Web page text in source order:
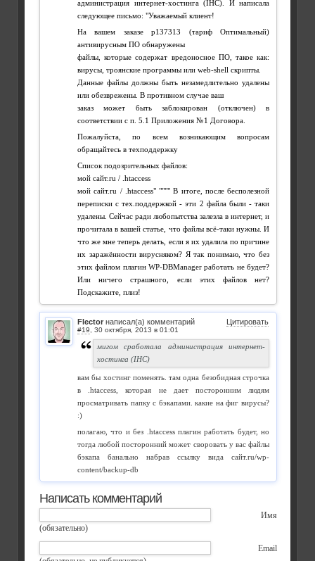
администрация интернет-хостинга (IHC). И написала
следующее письмо: "Уважаемый клиент!
На вашем заказе p137313 (тариф Оптимальный)
антивирусным ПО обнаружены
файлы, которые содержат вредоносное ПО, такое как:
вирусы, троянские программы или web-shell скрипты.
Данные файлы должны быть незамедлительно удалены
или обезврежены. В противном случае ваш
заказ может быть заблокирован (отключен) в
соответствии с п. 5.1 Приложения №1 Договора.
Пожалуйста, по всем возникающим вопросам
обращайтесь в техподдержку
Список подозрительных файлов:
мой сайт.ru / .htaccess
мой сайт.ru / .htaccess" """" В итоге, после бесполезной
переписки с тех.поддержкой - эти 2 файла были - таки
удалены. Сейчас ради любопытства залезла в интернет, и
прочитала в вашей статье, что файлы всё-таки нужны. И
что же мне теперь делать, если я их удалила по причине
их заражённости вирусняком? Я так понимаю, что без
этих файлом плагин WP-DBManager работать не будет?
Или ничего страшного, если этих файлов нет?
Подскажите, плиз!
Flector написал(а) комментарий Цитировать
#19
мигом сработала администрация интернет-
хостинга (IHC)
вам бы хостинг поменять. там одна безобидная строчка
в .htaccess, которая не дает посторонним людям
просматривать папку с бэкапами. какие на фиг вирусы?
:)
полагаю, что и без .htaccess плагин работать будет, но
тогда любой посторонний может своровать у вас файлы
бэкапа банально набрав ссылку вида сайт.ru/wp-
content/backup-db
Написать комментарий
Имя
(обязательно)
Email